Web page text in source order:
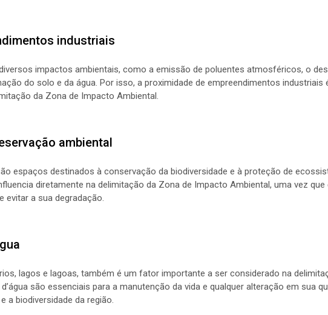
industriais
impactos ambientais, como a emissão de poluentes atmosféricos, o
do solo e da água. Por isso, a proximidade de empreendimentos industriais
da Zona de Impacto Ambiental.
ambiental
espaços destinados à conservação da biodiversidade e à proteção de
diretamente na delimitação da Zona de Impacto Ambiental, uma vez que
a sua degradação.
lagos e lagoas, também é um fator importante a ser considerado na
são essenciais para a manutenção da vida e qualquer alteração em sua
biodiversidade da região.